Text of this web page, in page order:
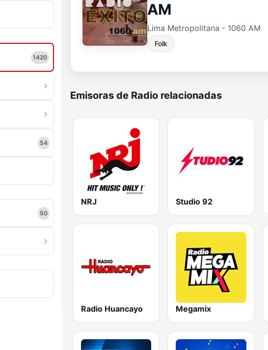
1420
54
50
AM
Lima Metropolitana - 1060 AM
Folk
Emisoras de Radio relacionadas
NRJ Studio 92
Radio Huancayo Megamix